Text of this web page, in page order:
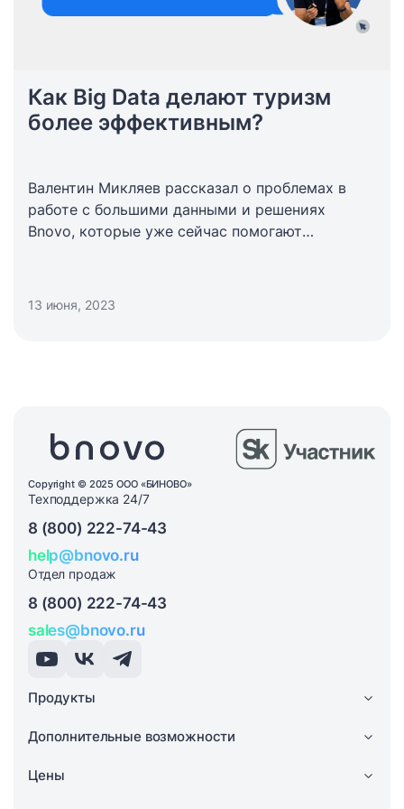
Как Big Data делают туризм
более эффективным?
Валентин Микляев рассказал о проблемах в
работе с большими данными и решениях
Bnovo, которые уже сейчас помогают
13 июня, 2023
Copyright © 2025 ООО «БИНОВО»
Техподдержка 24/7
8 (800) 222-74-43
help@bnovo.ru
Отдел продаж
8 (800) 222-74-43
sales@bnovo.ru
Продукты
Дополнительные возможности
Цены